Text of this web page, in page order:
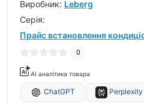
Виробник: Leberg
Серiя:
Прайс встановлення
0
AI аналітика товара
ChatGPT Perplexity